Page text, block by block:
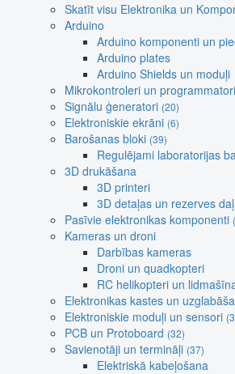
Skatīt visu Elektronika un
Arduino
Arduino komponenti un
Arduino plates
Arduino Shields un moduļi
Mikrokontroleri un programmatori
Signālu ģeneratori (20)
Elektroniskie ekrāni (6)
Barošanas bloki (39)
Regulējami laboratorijas
3D drukāšana
3D printeri
3D detaļas un rezerves
Pasīvie elektronikas komponenti
Kameras un droni
Darbības kameras
Droni un quadkopteri
RC helikopteri un
Elektronikas kastes un
Elektroniskie moduļi un sensori
PCB un Protoboard (32)
Savienotāji un termināļi (37)
Elektriskā kabeļošana